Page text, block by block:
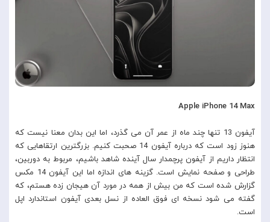
Apple iPhone 14 Max
آیفون 13 تنها چند ماه از عمر آن می گذرد، اما این بدان معنا نیست که
هنوز زود است که درباره آیفون 14 صحبت کنیم. بزرگترین ارتقاهایی که
انتظار داریم از آیفون پرچمدار سال آینده شاهد باشیم، مربوط به دوربین،
طراحی و صفحه نمایش است. گزینه های اندازه اما این آیفون 14 مکس
گزارش شده است که من بیش از همه در مورد آن هیجان زده هستم، که
گفته می شود نسخه ای فوق العاده از نسل بعدی آیفون استاندارد اپل
است.